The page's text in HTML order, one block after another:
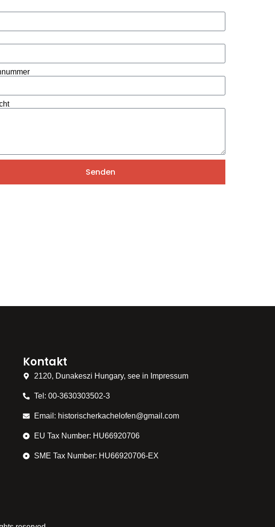
Senden
Kontakt
2120, Dunakeszi Hungary, see in Impressum
Tel: 00-3630303502-3
Email: historischerkachelofen@gmail.com
EU Tax Number: HU66920706
SME Tax Number: HU66920706-EX